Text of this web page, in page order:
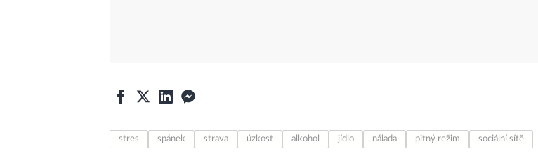
stres spánek strava úzkost alkohol jídlo nálada pitný režim sociální sítě